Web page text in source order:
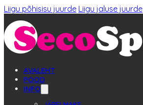
Liigu põhisisu juurde Liigu jaluse juurde
AVALEHT
POOD
INFO